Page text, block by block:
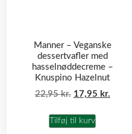
Manner – Veganske
dessertvafler med
hasselnøddecreme –
Knuspino Hazelnut
22,95kr. 17,95 kr.
Tilføj til kurv